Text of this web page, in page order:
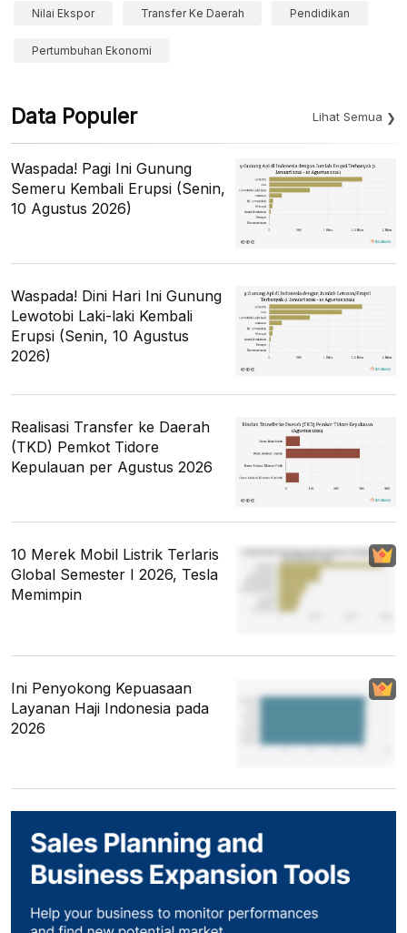
Nilai Ekspor Transfer Ke Daerah Pendidikan
Pertumbuhan Ekonomi
Data Populer Lihat Semua
Waspada! Pagi Ini Gunung
Semeru Kembali Erupsi (Senin,
10 Agustus 2026)
Waspada! Dini Hari Ini Gunung
Lewotobi Laki-laki Kembali
Erupsi (Senin, 10 Agustus
2026)
Realisasi Transfer ke Daerah
(TKD) Pemkot Tidore
Kepulauan per Agustus 2026
10 Merek Mobil Listrik Terlaris
Global Semester I 2026, Tesla
Memimpin
Ini Penyokong Kepuasaan
Layanan Haji Indonesia pada
2026